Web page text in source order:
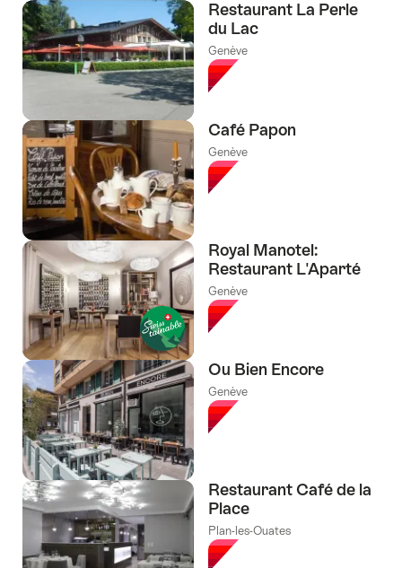
Restaurant La Perle
du Lac
Genève
Café Papon
Genève
Royal Manotel:
Restaurant L'Aparté
Genève
Ou Bien Encore
Genève
Restaurant Café de la
Place
Plan-les-Ouates